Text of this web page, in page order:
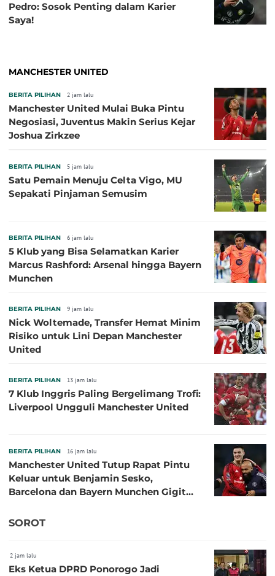
Pedro: Sosok Penting dalam Karier
Saya!
MANCHESTER UNITED
BERITA PILIHAN 2 jam lalu
Manchester United Mulai Buka Pintu
Negosiasi, Juventus Makin Serius Kejar
Joshua Zirkzee
BERITA PILIHAN 5 jam lalu
Satu Pemain Menuju Celta Vigo, MU
Sepakati Pinjaman Semusim
BERITA PILIHAN 6 jam lalu
5 Klub yang Bisa Selamatkan Karier
Marcus Rashford: Arsenal hingga Bayern
Munchen
BERITA PILIHAN 9 jam lalu
Nick Woltemade, Transfer Hemat Minim
Risiko untuk Lini Depan Manchester
United
BERITA PILIHAN 13 jam lalu
7 Klub Inggris Paling Bergelimang Trofi:
Liverpool Ungguli Manchester United
BERITA PILIHAN 16 jam lalu
Manchester United Tutup Rapat Pintu
Keluar untuk Benjamin Sesko,
Barcelona dan Bayern Munchen Gigit
SOROT
2 jam lalu
Eks Ketua DPRD Ponorogo Jadi